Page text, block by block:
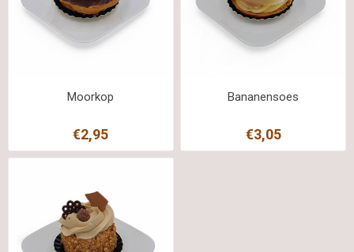
Moorkop
€2,95
Bananensoes
€3,05